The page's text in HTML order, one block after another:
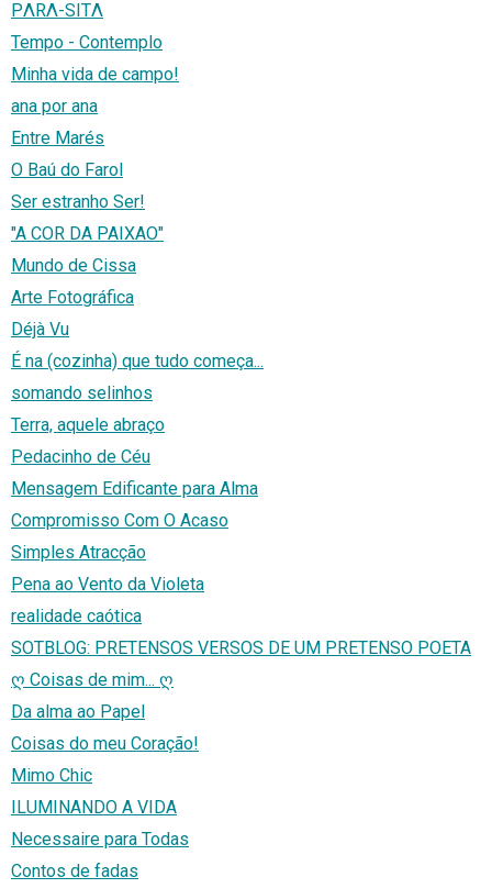
PΛRΛ-SITΛ
Tempo - Contemplo
Minha vida de campo!
ana por ana
Entre Marés
O Baú do Farol
Ser estranho Ser!
"A COR DA PAIXAO"
Mundo de Cissa
Arte Fotográfica
Déjà Vu
É na (cozinha) que tudo começa...
somando selinhos
Terra, aquele abraço
Pedacinho de Céu
Mensagem Edificante para Alma
Compromisso Com O Acaso
Simples Atracção
Pena ao Vento da Violeta
realidade caótica
SOTBLOG: PRETENSOS VERSOS DE UM PRETENSO POETA
ღ Coisas de mim... ღ
Da alma ao Papel
Coisas do meu Coração!
Mimo Chic
ILUMINANDO A VIDA
Necessaire para Todas
Contos de fadas